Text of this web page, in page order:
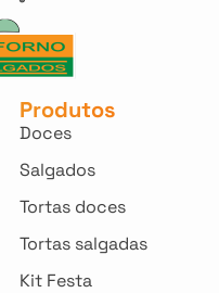
Produtos
Doces
Salgados
Tortas doces
Tortas salgadas
Kit Festa